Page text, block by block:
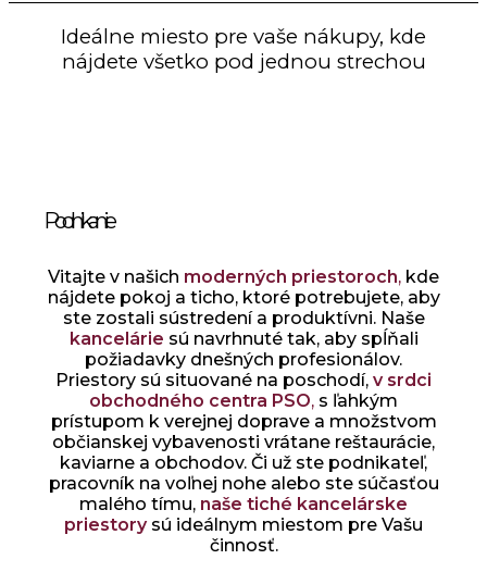
Ideálne miesto pre vaše nákupy, kde
nájdete všetko pod jednou strechou
Podnikanie
Vitajte v našich moderných priestoroch, kde
nájdete pokoj a ticho, ktoré potrebujete, aby
ste zostali sústredení a produktívni. Naše
kancelárie sú navrhnuté tak, aby spĺňali
požiadavky dnešných profesionálov.
Priestory sú situované na poschodí, v srdci
obchodného centra PSO, s ľahkým
prístupom k verejnej doprave a množstvom
občianskej vybavenosti vrátane reštaurácie,
kaviarne a obchodov. Či už ste podnikateľ,
pracovník na voľnej nohe alebo ste súčasťou
malého tímu, naše tiché kancelárske
priestory sú ideálnym miestom pre Vašu
činnosť.